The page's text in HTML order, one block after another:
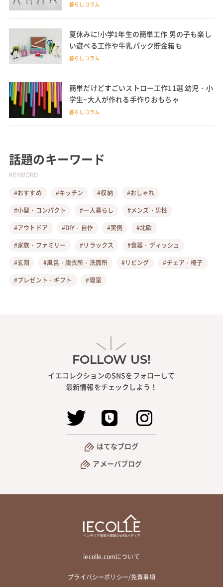
暮らしコラム
夏休みに!小学1年生の簡単工作 男の子も楽し
い遊べる工作や牛乳パック貯金箱も
暮らしコラム
簡単だけどすごいストロー工作11選 幼児・小
学生~大人が作れる手作りおもちゃ
暮らしコラム
話題のキーワード
KEYWORD
#おすすめ
#キッチン #収納
#おしゃれ
#小型・コンパクト
#一人暮らし
#メンズ・男性
#アウトドア
#DIY・自作 #実例
#北欧
#家族・ファミリー
#リラックス
#食器・ディッシュ
#玄関
#風呂・脱衣所・洗面所 #リビング
#チェア・椅子
#プレゼント・ギフト
#寝室
FOLLOW US!
イエコレクションのSNSをフォローして
最新情報をチェックしよう！
はてなブログ
アメーバブログ
iecolle.comについて
プライバシーポリシー/免責事項